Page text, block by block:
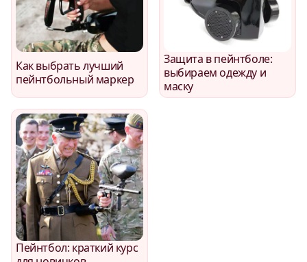
Как выбрать лучший
пейнтбольный маркер
Защита в пейнтболе:
выбираем одежду и
маску
Пейнтбол: краткий курс